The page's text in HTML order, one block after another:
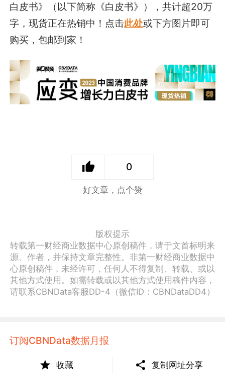
白皮书》（以下简称《白皮书》），共计超20万
字，现货正在热销中！点击此处或下方图片即可
购买，包邮到家！
0
好文章，点个赞
版权提示
转载第一财经商业数据中心原创稿件，请于文首标明来
源、作者，并保持文章完整性。非第一财经商业数据中
心原创稿件，未经许可，任何人不得复制、转载、或以
其他方式使用。如需转载或以其他方式使用稿件内容，
请联系CBNData客服DD-4（微信ID：CBNDataDD4）
订阅CBNData数据月报
涵盖20+研究机构精华内容，每月为你整理全网最有价
值的大数据报告。
收藏 复制网址分享